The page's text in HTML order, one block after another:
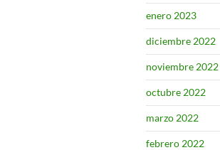
enero 2023
diciembre 2022
noviembre 2022
octubre 2022
marzo 2022
febrero 2022